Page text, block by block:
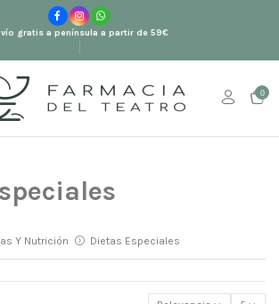
gratis a península a partir de 59€
0
Y Nutrición Dietas Especiales